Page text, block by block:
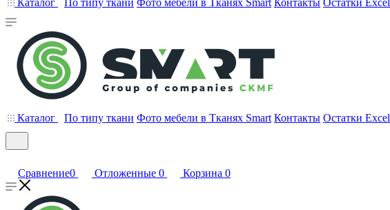
Каталог
По типу ткани Фото мебели в Тканях Smart Контакты Остатки Excel
Каталог По типу ткани Фото мебели в Тканях Smart Контакты Остатки Excel
Сравнение0 Отложенные 0 Корзина 0